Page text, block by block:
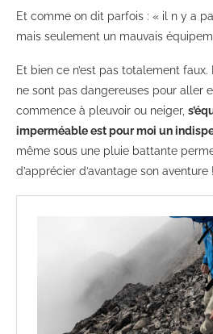
Et comme on dit parfois : « il n y a
mais seulement un mauvais
Et bien ce n’est pas totalement
ne sont pas dangereuses pour aller
commence à pleuvoir ou neiger,
imperméable est pour moi un
même sous une pluie battante
d’apprécier d’avantage son aventure !